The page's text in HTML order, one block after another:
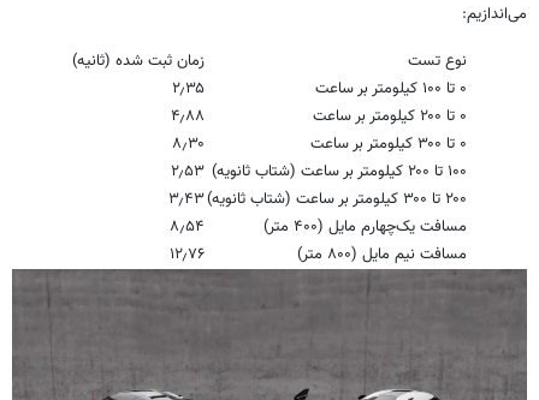
می‌اندازیم:
نوع تست
زمان ثبت شده (ثانیه)
۰ تا ۱۰۰ کیلومتر بر ساعت
۲٫۳۵
۰ تا ۲۰۰ کیلومتر بر ساعت
۴٫۸۸
۰ تا ۳۰۰ کیلومتر بر ساعت
۸٫۳۰
۱۰۰ تا ۲۰۰ کیلومتر بر ساعت (شتاب ثانویه)
۲٫۵۳
۲۰۰ تا ۳۰۰ کیلومتر بر ساعت (شتاب ثانویه)
۳٫۴۳
مسافت یک‌چهارم مایل (۴۰۰ متر)
۸٫۵۴
مسافت نیم مایل (۸۰۰ متر)
۱۲٫۷۶